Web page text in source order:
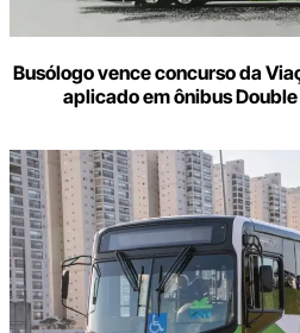
Busólogo vence concurso da
aplicado em ônibus